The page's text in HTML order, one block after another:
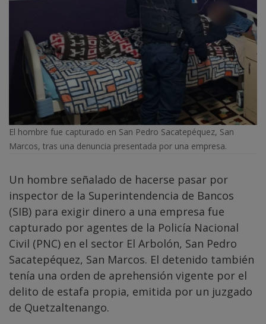
El hombre fue capturado en San Pedro Sacatepéquez, San
Marcos, tras una denuncia presentada por una empresa.
Un hombre señalado de hacerse pasar por
inspector de la Superintendencia de Bancos
(SIB) para exigir dinero a una empresa fue
capturado por agentes de la Policía Nacional
Civil (PNC) en el sector El Arbolón, San Pedro
Sacatepéquez, San Marcos. El detenido también
tenía una orden de aprehensión vigente por el
delito de estafa propia, emitida por un juzgado
de Quetzaltenango.